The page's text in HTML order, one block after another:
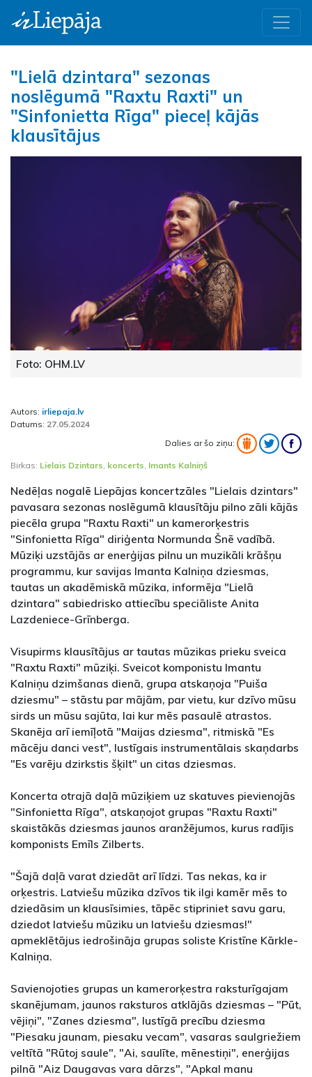
"Lielā dzintara" sezonas
noslēgumā "Raxtu Raxti" un
"Sinfonietta Rīga" pieceļ kājās
klausītājus
Foto: OHM.LV
Autors: irliepaja.lv
Datums: 27.05.2024
Dalies ar šo ziņu:
Birkas: Lielais Dzintars, koncerts, Imants Kalniņš
Nedēļas nogalē Liepājas koncertzāles "Lielais dzintars"
pavasara sezonas noslēgumā klausītāju pilno zāli kājās
piecēla grupa "Raxtu Raxti" un kamerorķestris
"Sinfonietta Rīga" diriģenta Normunda Šnē vadībā.
Mūziķi uzstājās ar enerģijas pilnu un muzikāli krāšņu
programmu, kur savijas Imanta Kalniņa dziesmas,
tautas un akadēmiskā mūzika, informēja "Lielā
dzintara" sabiedrisko attiecību speciāliste Anita
Lazdeniece-Grīnberga.
Visupirms klausītājus ar tautas mūzikas prieku sveica
"Raxtu Raxti" mūziķi. Sveicot komponistu Imantu
Kalniņu dzimšanas dienā, grupa atskaņoja "Puiša
dziesmu" – stāstu par mājām, par vietu, kur dzīvo mūsu
sirds un mūsu sajūta, lai kur mēs pasaulē atrastos.
Skanēja arī iemīļotā "Maijas dziesma", ritmiskā "Es
mācēju danci vest", lustīgais instrumentālais skaņdarbs
"Es varēju dzirkstis šķilt" un citas dziesmas.
Koncerta otrajā daļā mūziķiem uz skatuves pievienojās
"Sinfonietta Rīga", atskaņojot grupas "Raxtu Raxti"
skaistākās dziesmas jaunos aranžējumos, kurus radījis
komponists Emīls Zilberts.
"Šajā daļā varat dziedāt arī līdzi. Tas nekas, ka ir
orķestris. Latviešu mūzika dzīvos tik ilgi kamēr mēs to
dziedāsim un klausīsimies, tāpēc stipriniet savu garu,
dziedot latviešu mūziku un latviešu dziesmas!"
apmeklētājus iedrošināja grupas soliste Kristīne Kārkle-
Kalniņa.
Savienojoties grupas un kamerorķestra raksturīgajam
skanējumam, jaunos raksturos atklājās dziesmas – "Pūt,
vējiņi", "Zanes dziesma", lustīgā precību dziesma
"Piesaku jaunam, piesaku vecam", vasaras saulgriežiem
veltītā "Rūtoj saule", "Ai, saulīte, mēnestiņi", enerģijas
pilnā "Aiz Daugavas vara dārzs", "Apkal manu